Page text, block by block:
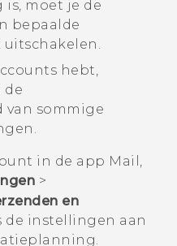
moet je de
bepaalde
hebt,
de
van sommige
in de app Mail ,
>
en
de instellingen aan
.